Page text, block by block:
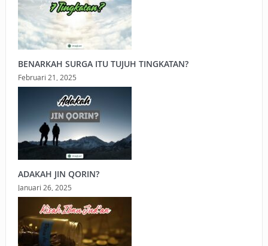
BENARKAH SURGA ITU TUJUH TINGKATAN?
Februari 21, 2025
ADAKAH JIN QORIN?
Januari 26, 2025